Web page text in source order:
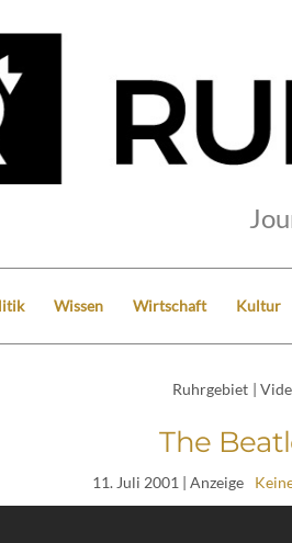
Wissen Wirtschaft Kultur
Ruhrgebiet |
The
11. Juli 2001 | Anzeige